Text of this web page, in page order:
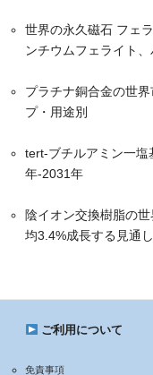
世界の永久磁石 フェ
ンチウムフェライト
プラチナ銅合金の世
プ・用途別
tert-ブチルアミン一
年-2031年
陰イオン交換樹脂の
均3.4%成長する見通し
ご利用について
免責事項